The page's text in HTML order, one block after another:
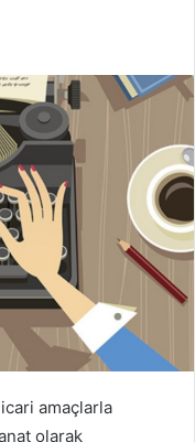
amaçlarla
olarak